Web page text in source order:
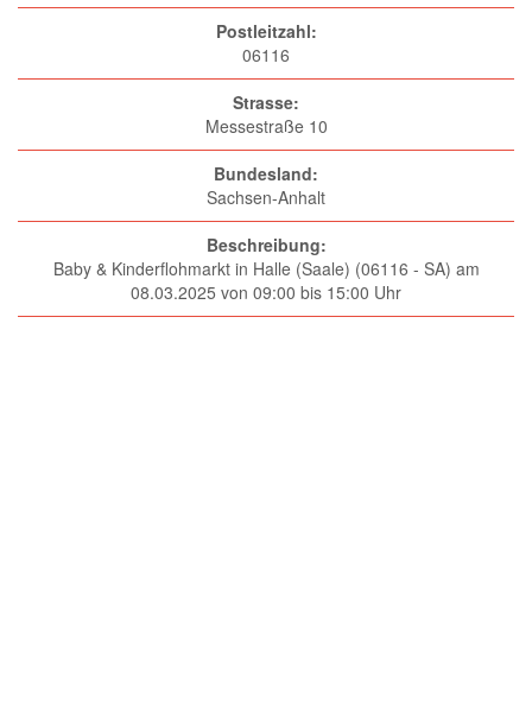
Postleitzahl:
06116
Strasse:
Messestraße 10
Bundesland:
Sachsen-Anhalt
Beschreibung:
Baby & Kinderflohmarkt in Halle (Saale) (06116 - SA) am
08.03.2025 von 09:00 bis 15:00 Uhr